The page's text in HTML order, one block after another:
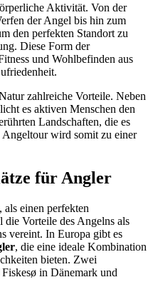
Aktivität. Von der
der Angel bis hin zum
den perfekten Standort zu
Diese Form der
und Wohlbefinden aus
zahlreiche Vorteile. Neben
es aktiven Menschen den
Landschaften, die es
Angeltour wird somit zu einer
für Angler
einen perfekten
Vorteile des Angelns als
vereint. In Europa gibt es
, die eine ideale Kombination
bieten. Zwei
in Dänemark und